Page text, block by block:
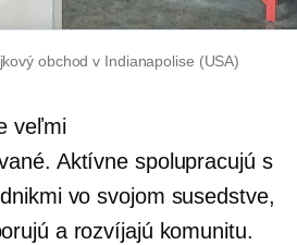
obchod v Indianapolise (USA)
veľmi
Aktívne spolupracujú s
vo svojom susedstve,
a rozvíjajú komunitu.